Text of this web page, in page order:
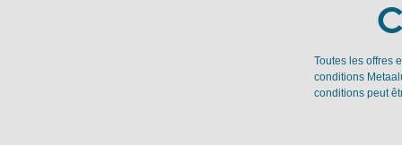
Toutes les offres
conditions
conditions peut